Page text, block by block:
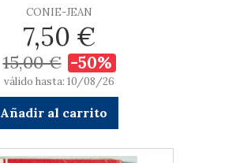
CONIE-JEAN
7,50 €
15,00 € -50%
válido hasta: 10/08/26
Añadir al carrito